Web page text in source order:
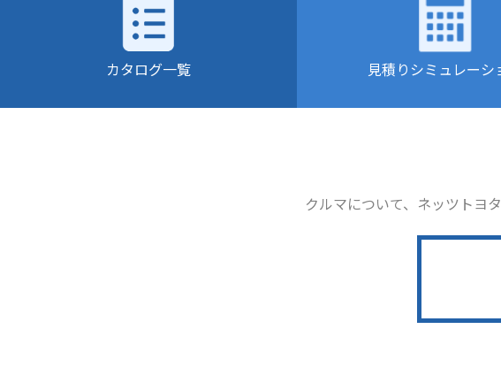
カタログ一覧 見積りシミュレーシ
クルマについて、ネッツトヨ